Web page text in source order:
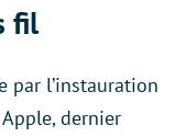
fil
par l’instauration
dernier